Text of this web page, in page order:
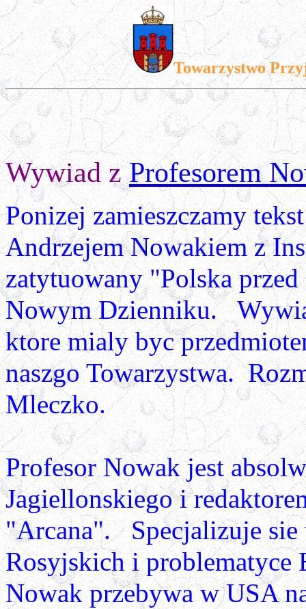
Towarzystwo
Wywiad zProfesorem
Ponizej zamieszczamy
Andrzejem Nowakiem z
zatytuowany "Polska
Nowym Dzienniku.
ktore mialy byc
naszgo Towarzystwa.
Mleczko.
Profesor Nowak jest
Jagiellonskiego i
"Arcana". Specjalizuje sie
Rosyjskich i
Nowak przebywa w USA